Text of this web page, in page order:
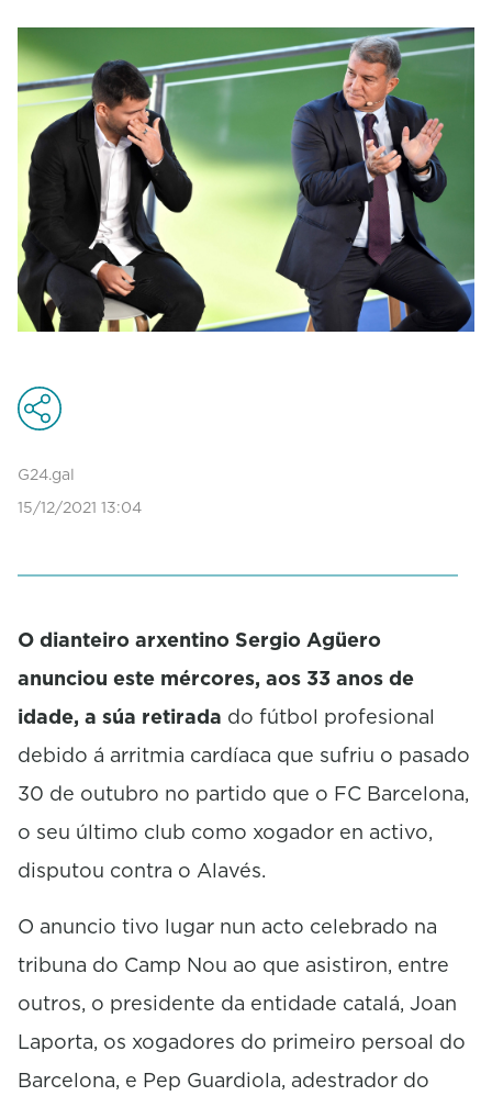
G24.gal
15/12/2021 13:04
O dianteiro arxentino Sergio Agüero
anunciou este mércores, aos 33 anos de
idade, a súa retirada do fútbol profesional
debido á arritmia cardíaca que sufriu o pasado
30 de outubro no partido que o FC Barcelona,
o seu último club como xogador en activo,
disputou contra o Alavés.
O anuncio tivo lugar nun acto celebrado na
tribuna do Camp Nou ao que asistiron, entre
outros, o presidente da entidade catalá, Joan
Laporta, os xogadores do primeiro persoal do
Barcelona, e Pep Guardiola, adestrador do